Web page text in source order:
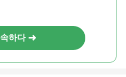
하다